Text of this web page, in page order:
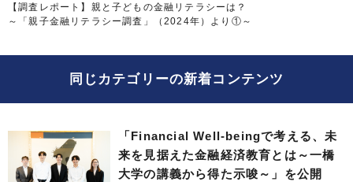
【調査レポート】親と子どもの金融リテラシーは？
～「親子金融リテラシー調査」（2024年）より①～
同じカテゴリーの新着コンテンツ
「Financial Well-beingで考える、未
来を見据えた金融経済教育とは～一橋
大学の講義から得た示唆～」を公開